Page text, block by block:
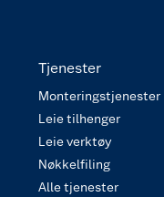
Tjenester
Monteringstjenester
Leie tilhenger
Leie verktøy
Nøkkelfiling
Alle tjenester